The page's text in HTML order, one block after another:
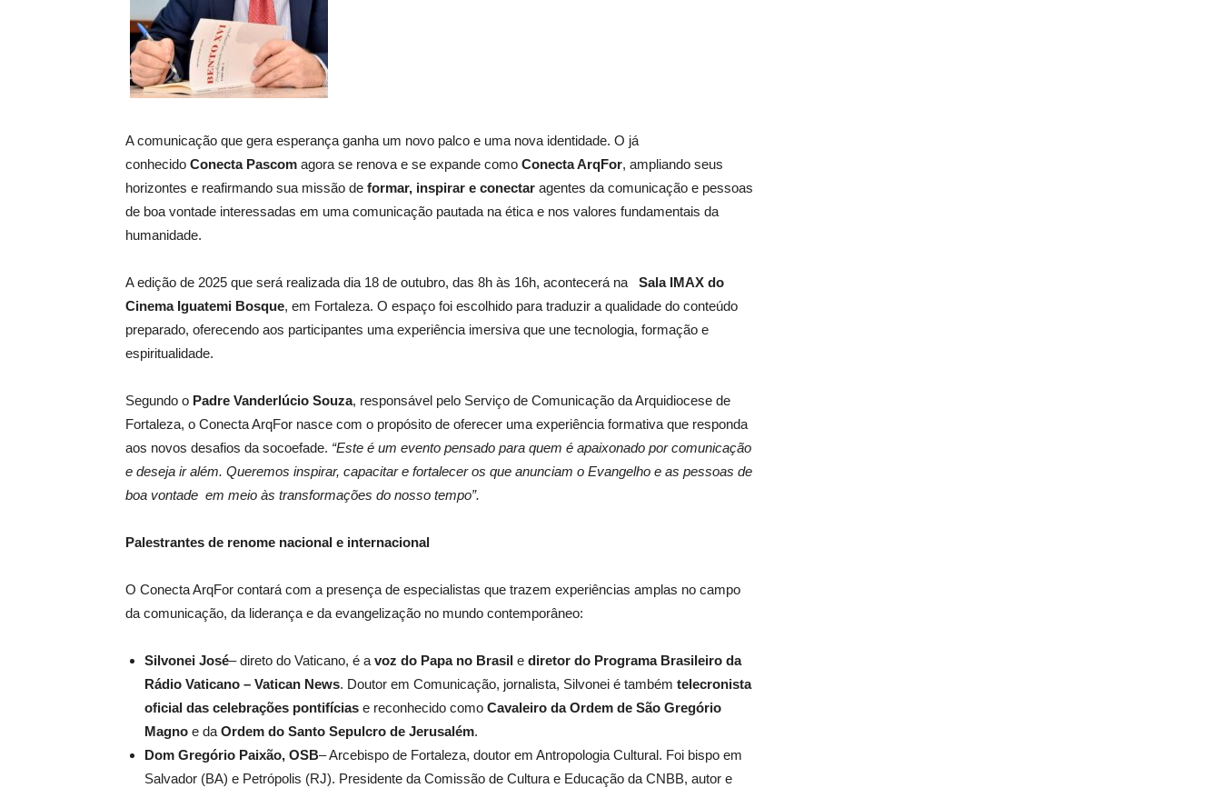
A comunicação que gera esperança ganha um novo palco e uma nova identidade. O já
conhecido Conecta Pascom agora se renova e se expande como Conecta ArqFor, ampliando seus
horizontes e reafirmando sua missão de formar, inspirar e conectar agentes da comunicação e pessoas
de boa vontade interessadas em uma comunicação pautada na ética e nos valores fundamentais da
humanidade.
A edição de 2025 que será realizada dia 18 de outubro, das 8h às 16h, acontecerá na Sala IMAX do
Cinema Iguatemi Bosque, em Fortaleza. O espaço foi escolhido para traduzir a qualidade do conteúdo
preparado, oferecendo aos participantes uma experiência imersiva que une tecnologia, formação e
espiritualidade.
Segundo o Padre Vanderlúcio Souza, responsável pelo Serviço de Comunicação da Arquidiocese de
Fortaleza, o Conecta ArqFor nasce com o propósito de oferecer uma experiência formativa que responda
aos novos desafios da socoefade. “Este é um evento pensado para quem é apaixonado por comunicação
e deseja ir além. Queremos inspirar, capacitar e fortalecer os que anunciam o Evangelho e as pessoas de
boa vontade em meio às transformações do nosso tempo”.
Palestrantes de renome nacional e internacional
O Conecta ArqFor contará com a presença de especialistas que trazem experiências amplas no campo
da comunicação, da liderança e da evangelização no mundo contemporâneo:
Silvonei José– direto do Vaticano, é avoz do Papa no Brasil e diretor do Programa Brasileiro da
Rádio Vaticano – Vatican News. Doutor em Comunicação, jornalista, Silvonei é também telecronista
oficial das celebrações pontifícias e reconhecido como Cavaleiro da Ordem de São Gregório
Magno e daOrdem do Santo Sepulcro de Jerusalém.
Dom Gregório Paixão, OSB– Arcebispo de Fortaleza, doutor em Antropologia Cultural. Foi bispo em
Salvador (BA) e Petrópolis (RJ). Presidente da Comissão de Cultura e Educação da CNBB, autor e